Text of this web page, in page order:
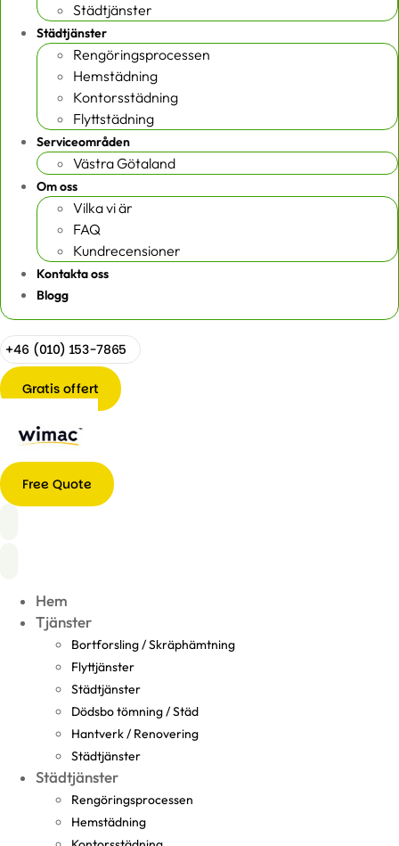
Städtjänster
Städtjänster
Rengöringsprocessen
Hemstädning
Kontorsstädning
Flyttstädning
Serviceområden
Västra Götaland
Om oss
Vilka vi är
FAQ
Kundrecensioner
Kontakta oss
Blogg
+46 (010) 153-7865
Gratis offert
Free Quote
Hem
Tjänster
Bortforsling / Skräphämtning
Flyttjänster
Städtjänster
Dödsbo tömning / Städ
Hantverk / Renovering
Städtjänster
Städtjänster
Rengöringsprocessen
Hemstädning